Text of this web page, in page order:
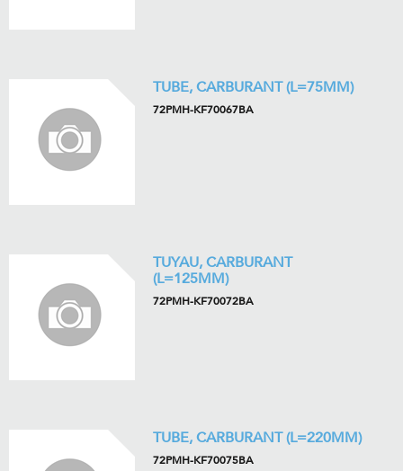
TUBE, CARBURANT (L=75MM)
72PMH-KF70067BA
TUYAU, CARBURANT
(L=125MM)
72PMH-KF70072BA
TUBE, CARBURANT (L=220MM)
72PMH-KF70075BA